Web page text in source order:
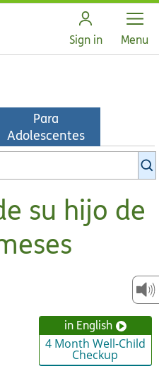
Sign in Open
Menu
Para
Adolescentes
su hijo de
in English
4 Month Well-Child
Checkup